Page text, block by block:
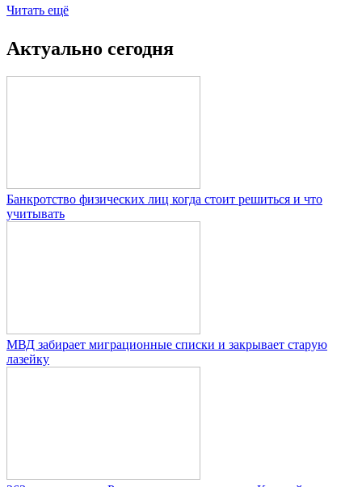
Читать ещё
Актуально сегодня
Банкротство физических лиц когда стоит решиться и что
учитывать
МВД забирает миграционные списки и закрывает старую
лазейку